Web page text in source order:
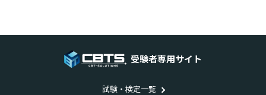
受験者専用サイト
試験・検定一覧